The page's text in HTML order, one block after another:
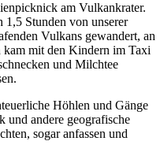
am Vulkankrater.
Stunden von unserer
Vulkans gewandert, an
mit den Kindern im Taxi
und Milchtee
Höhlen und Gänge
und andere geografische
sogar anfassen und